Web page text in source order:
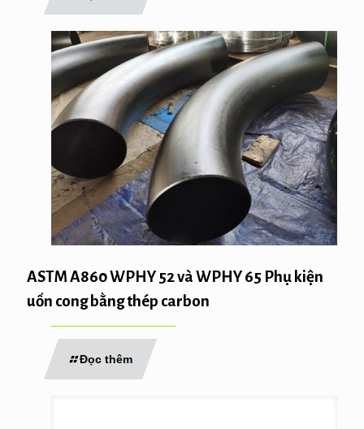
ASTM A860 WPHY 52 và WPHY 65 Phụ kiện
uốn cong bằng thép carbon
Đọc thêm